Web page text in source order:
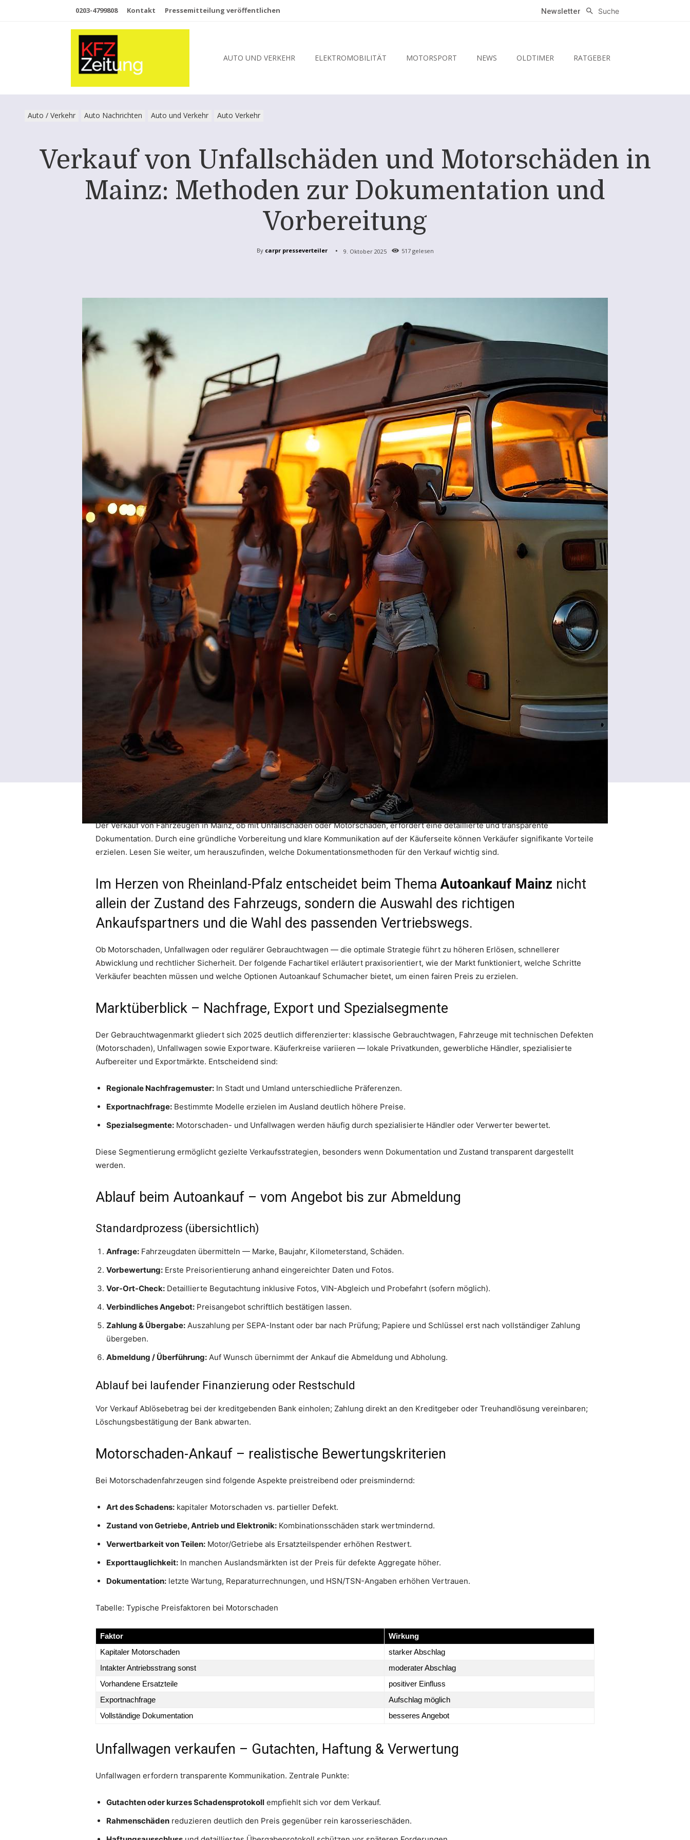
0203-4799808 Kontakt Pressemitteilung veröffentlichen Newsletter Suche
AUTO UND VERKEHR ELEKTROMOBILITÄT MOTORSPORT NEWS OLDTIMER RATGEBER
Auto / Verkehr Auto Nachrichten Auto und Verkehr Auto Verkehr
Verkauf von Unfallschäden und Motorschäden in
Mainz: Methoden zur Dokumentation und
Vorbereitung
By carpr presseverteiler 9. Oktober 2025 517gelesen
Der Verkauf von Fahrzeugen in Mainz, ob mit Unfallschäden oder Motorschäden, erfordert eine detaillierte und transparente
Dokumentation. Durch eine gründliche Vorbereitung und klare Kommunikation auf der Käuferseite können Verkäufer signifikante Vorteile
erzielen. Lesen Sie weiter, um herauszufinden, welche Dokumentationsmethoden für den Verkauf wichtig sind.
Im Herzen von Rheinland-Pfalz entscheidet beim ThemaAutoankauf Mainz nicht
allein der Zustand des Fahrzeugs, sondern die Auswahl des richtigen
Ankaufspartners und die Wahl des passenden Vertriebswegs.
Ob Motorschaden, Unfallwagen oder regulärer Gebrauchtwagen — die optimale Strategie führt zu höheren Erlösen, schnellerer
Abwicklung und rechtlicher Sicherheit. Der folgende Fachartikel erläutert praxisorientiert, wie der Markt funktioniert, welche Schritte
Verkäufer beachten müssen und welche Optionen Autoankauf Schumacher bietet, um einen fairen Preis zu erzielen.
Marktüberblick – Nachfrage, Export und Spezialsegmente
Der Gebrauchtwagenmarkt gliedert sich 2025 deutlich differenzierter: klassische Gebrauchtwagen, Fahrzeuge mit technischen Defekten
(Motorschaden), Unfallwagen sowie Exportware. Käuferkreise variieren — lokale Privatkunden, gewerbliche Händler, spezialisierte
Aufbereiter und Exportmärkte. Entscheidend sind:
Regionale Nachfragemuster: In Stadt und Umland unterschiedliche Präferenzen.
Exportnachfrage: Bestimmte Modelle erzielen im Ausland deutlich höhere Preise.
Spezialsegmente: Motorschaden- und Unfallwagen werden häufig durch spezialisierte Händler oder Verwerter bewertet.
Diese Segmentierung ermöglicht gezielte Verkaufsstrategien, besonders wenn Dokumentation und Zustand transparent dargestellt
werden.
Ablauf beim Autoankauf – vom Angebot bis zur Abmeldung
Standardprozess (übersichtlich)
Anfrage: Fahrzeugdaten übermitteln — Marke, Baujahr, Kilometerstand, Schäden.
Vorbewertung: Erste Preisorientierung anhand eingereichter Daten und Fotos.
Vor-Ort-Check: Detaillierte Begutachtung inklusive Fotos, VIN-Abgleich und Probefahrt (sofern möglich).
Verbindliches Angebot: Preisangebot schriftlich bestätigen lassen.
Zahlung & Übergabe: Auszahlung per SEPA-Instant oder bar nach Prüfung; Papiere und Schlüssel erst nach vollständiger Zahlung
übergeben.
Abmeldung / Überführung: Auf Wunsch übernimmt der Ankauf die Abmeldung und Abholung.
Ablauf bei laufender Finanzierung oder Restschuld
Vor Verkauf Ablösebetrag bei der kreditgebenden Bank einholen; Zahlung direkt an den Kreditgeber oder Treuhandlösung vereinbaren;
Löschungsbestätigung der Bank abwarten.
Motorschaden-Ankauf – realistische Bewertungskriterien
Bei Motorschadenfahrzeugen sind folgende Aspekte preistreibend oder preismindernd:
Art des Schadens: kapitaler Motorschaden vs. partieller Defekt.
Zustand von Getriebe, Antrieb und Elektronik: Kombinationsschäden stark wertmindernd.
Verwertbarkeit von Teilen: Motor/Getriebe als Ersatzteilspender erhöhen Restwert.
Exporttauglichkeit: In manchen Auslandsmärkten ist der Preis für defekte Aggregate höher.
Dokumentation: letzte Wartung, Reparaturrechnungen, und HSN/TSN-Angaben erhöhen Vertrauen.
Tabelle: Typische Preisfaktoren bei Motorschaden
Faktor
Wirkung
Kapitaler Motorschaden
starker Abschlag
Intakter Antriebsstrang sonst
moderater Abschlag
Vorhandene Ersatzteile
positiver Einfluss
Exportnachfrage
Aufschlag möglich
Vollständige Dokumentation
besseres Angebot
Unfallwagen verkaufen – Gutachten, Haftung & Verwertung
Unfallwagen erfordern transparente Kommunikation. Zentrale Punkte:
Gutachten oder kurzes Schadensprotokoll empfiehlt sich vor dem Verkauf.
Rahmenschäden reduzieren deutlich den Preis gegenüber rein karosserieschäden.